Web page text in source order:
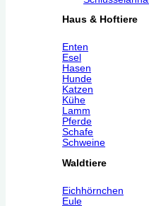
Haus & Hoftiere
Enten
Esel
Hasen
Hunde
Katzen
Kühe
Lamm
Pferde
Schafe
Schweine
Waldtiere
Eichhörnchen
Eule